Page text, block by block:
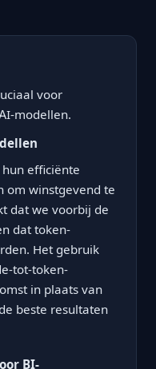
voor
modellen.
efficiënte
om winstgevend te
dat we voorbij de
dat token-
Het gebruik
tot-token-
in plaats van
beste resultaten
BI-